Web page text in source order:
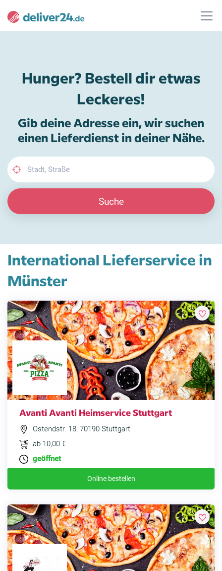
Hunger? Bestell dir etwas
Leckeres!
Gib deine Adresse ein, wir suchen
einen Lieferdienst in deiner Nähe.
Suche
International Lieferservice in
Münster
Avanti Avanti Heimservice Stuttgart
Ostendstr. 18, 70190 Stuttgart
ab 10,00 €
geöffnet
Online bestellen